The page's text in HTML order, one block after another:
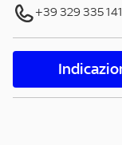
+39 329 335 141